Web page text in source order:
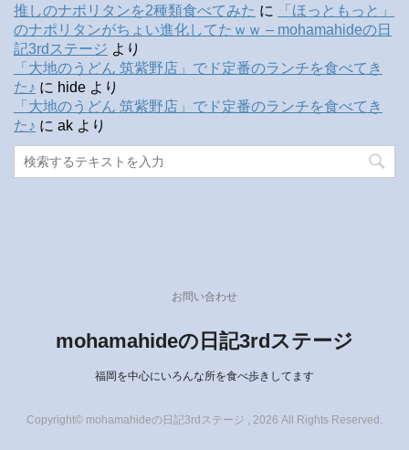
推しのナポリタンを2種類食べてみた に
「ほっともっと」
のナポリタンがちょい進化してたｗｗ – mohamahideの日
記3rdステージ より
「大地のうどん 筑紫野店」でド定番のランチを食べてき
た♪ に hide より
「大地のうどん 筑紫野店」でド定番のランチを食べてき
た♪ に ak より
お問い合わせ
mohamahideの日記3rdステージ
福岡を中心にいろんな所を食べ歩きしてます
Copyright© mohamahideの日記3rdステージ , 2026 All Rights Reserved.